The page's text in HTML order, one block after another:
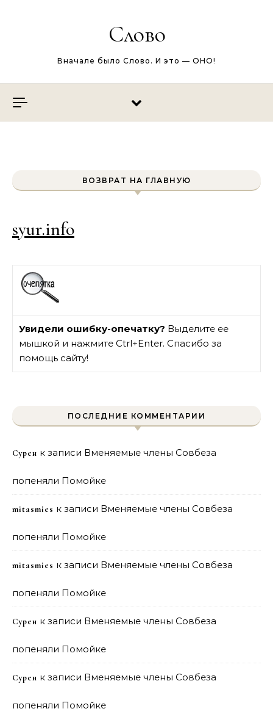
Слово
Вначале было Слово. И это — ОНО!
ВОЗВРАТ НА ГЛАВНУЮ
syur.info
Увидели ошибку-опечатку? Выделите ее
мышкой и нажмите Ctrl+Enter. Спасибо за
помощь сайту!
ПОСЛЕДНИЕ КОММЕНТАРИИ
Сурен к записи Вменяемые члены Совбеза
попеняли Помойке
mitasmies к записи Вменяемые члены Совбеза
попеняли Помойке
mitasmies к записи Вменяемые члены Совбеза
попеняли Помойке
Сурен к записи Вменяемые члены Совбеза
попеняли Помойке
Сурен к записи Вменяемые члены Совбеза
попеняли Помойке